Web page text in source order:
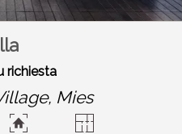
richiesta
Mies